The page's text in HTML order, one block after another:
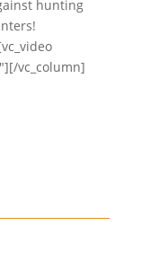
hunting
vc_column]